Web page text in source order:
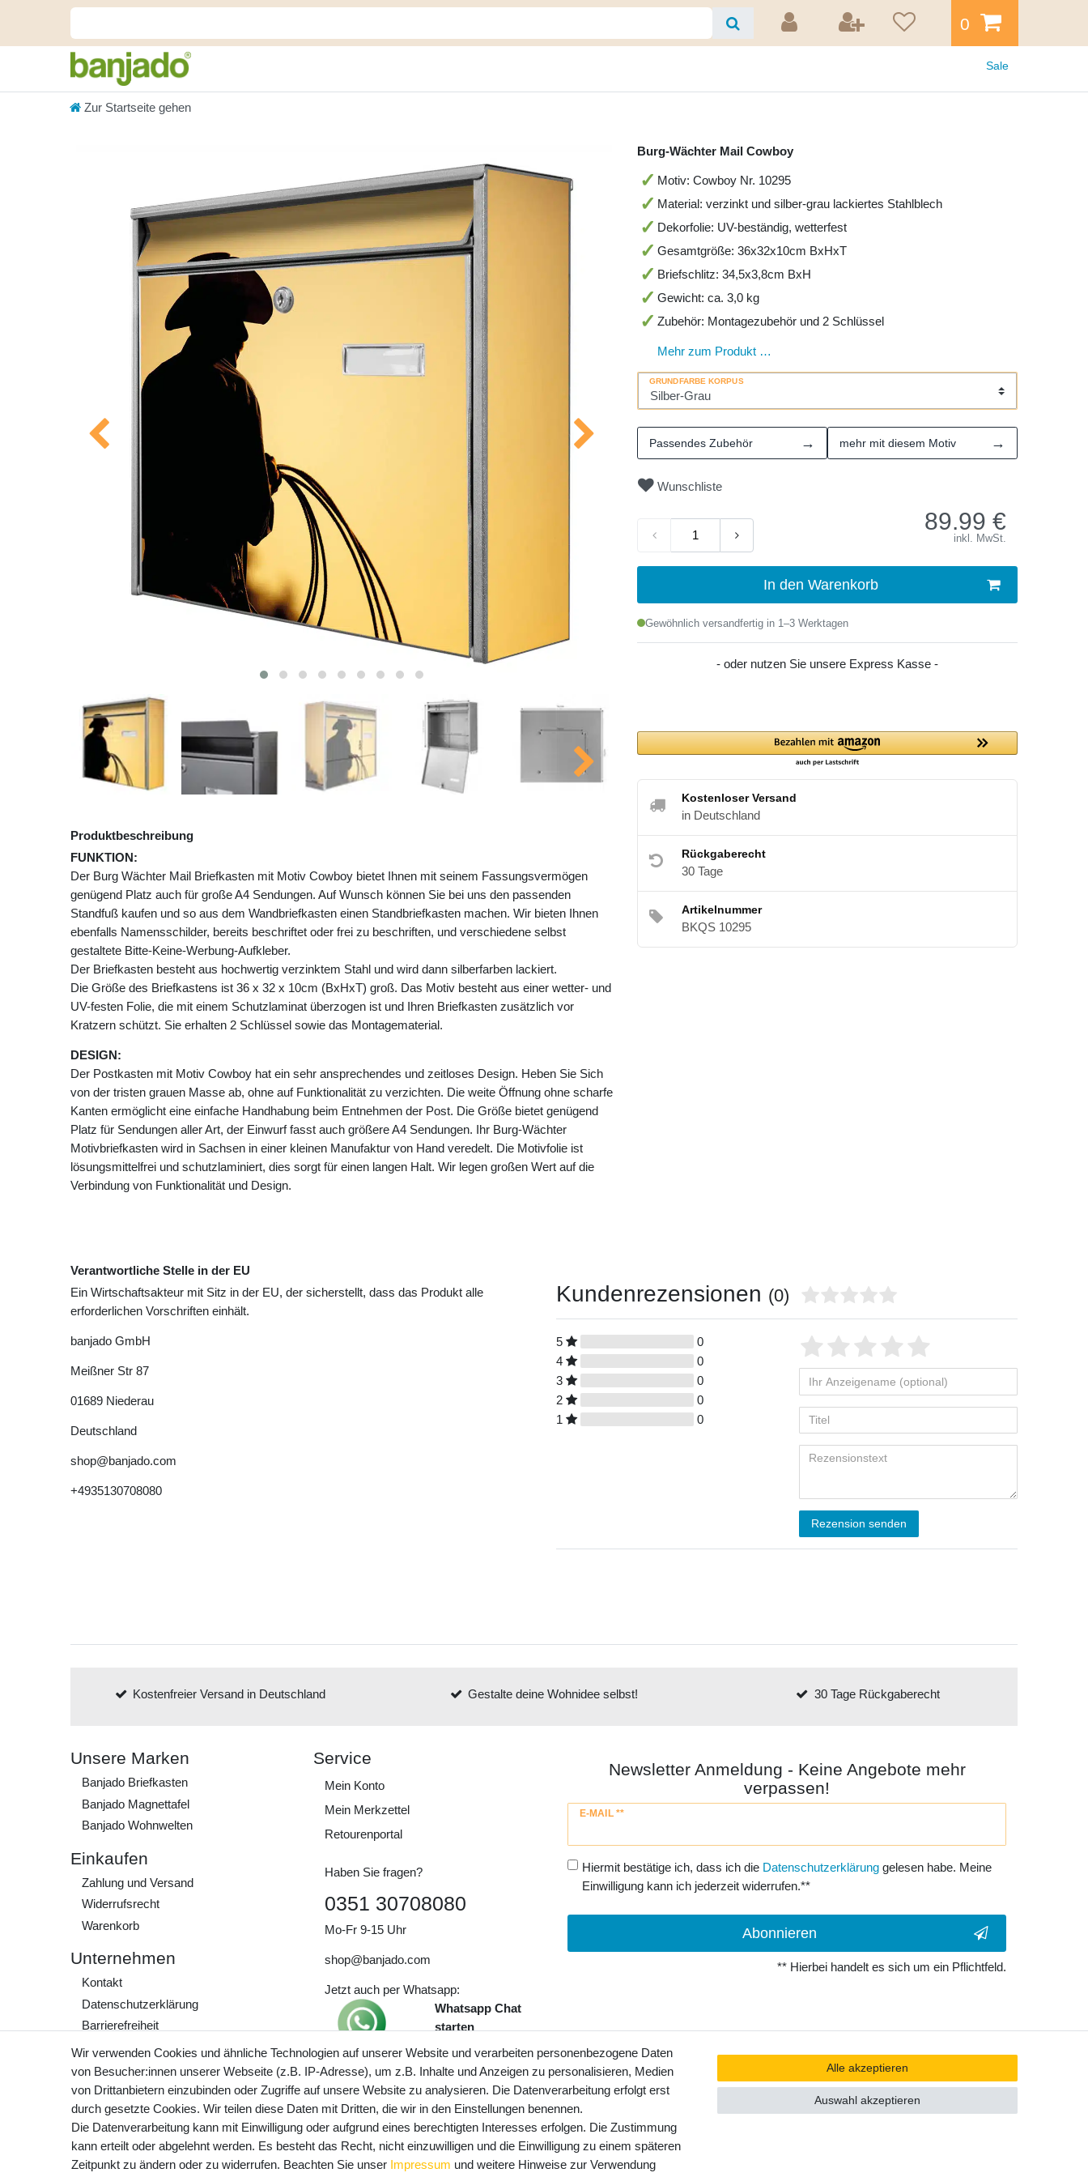
0
Sale
Zur Startseite gehen
Produktbeschreibung
FUNKTION:
Der Burg Wächter Mail Briefkasten mit Motiv Cowboy bietet Ihnen mit seinem Fassungsvermögen
genügend Platz auch für große A4 Sendungen. Auf Wunsch können Sie bei uns den passenden
Standfuß kaufen und so aus dem Wandbriefkasten einen Standbriefkasten machen. Wir bieten Ihnen
ebenfalls Namensschilder, bereits beschriftet oder frei zu beschriften, und verschiedene selbst
gestaltete Bitte-Keine-Werbung-Aufkleber.
Der Briefkasten besteht aus hochwertig verzinktem Stahl und wird dann silberfarben lackiert.
Die Größe des Briefkastens ist 36 x 32 x 10cm (BxHxT) groß. Das Motiv besteht aus einer wetter- und
UV-festen Folie, die mit einem Schutzlaminat überzogen ist und Ihren Briefkasten zusätzlich vor
Kratzern schützt. Sie erhalten 2 Schlüssel sowie das Montagematerial.
DESIGN:
Der Postkasten mit Motiv Cowboy hat ein sehr ansprechendes und zeitloses Design. Heben Sie Sich
von der tristen grauen Masse ab, ohne auf Funktionalität zu verzichten. Die weite Öffnung ohne scharfe
Kanten ermöglicht eine einfache Handhabung beim Entnehmen der Post. Die Größe bietet genügend
Platz für Sendungen aller Art, der Einwurf fasst auch größere A4 Sendungen. Ihr Burg-Wächter
Motivbriefkasten wird in Sachsen in einer kleinen Manufaktur von Hand veredelt. Die Motivfolie ist
lösungsmittelfrei und schutzlaminiert, dies sorgt für einen langen Halt. Wir legen großen Wert auf die
Verbindung von Funktionalität und Design.
Burg-Wächter Mail Cowboy
Motiv: Cowboy Nr. 10295
Material: verzinkt und silber-grau lackiertes Stahlblech
Dekorfolie: UV-beständig, wetterfest
Gesamtgröße: 36x32x10cm BxHxT
Briefschlitz: 34,5x3,8cm BxH
Gewicht: ca. 3,0 kg
Zubehör: Montagezubehör und 2 Schlüssel
Mehr zum Produkt …
GRUNDFARBE KORPUS
Passendes Zubehör → mehr mit diesem Motiv →
Wunschliste
89.99 €
inkl. MwSt.
In den Warenkorb
Gewöhnlich versandfertig in 1–3 Werktagen
- oder nutzen Sie unsere Express Kasse -
Kostenloser Versand
in Deutschland
Rückgaberecht
30 Tage
Artikelnummer
BKQS 10295
Verantwortliche Stelle in der EU
Ein Wirtschaftsakteur mit Sitz in der EU, der sicherstellt, dass das Produkt alle
erforderlichen Vorschriften einhält.
banjado GmbH
Meißner Str 87
01689 Niederau
Deutschland
shop@banjado.com
+4935130708080
Kundenrezensionen (0)
5
0
4
0
3
0
2
0
1
0
Rezension senden
Kostenfreier Versand in Deutschland Gestalte deine Wohnidee selbst! 30 Tage Rückgaberecht
Unsere Marken
Banjado Briefkasten
Banjado Magnettafel
Banjado Wohnwelten
Einkaufen
Zahlung und Versand
Widerrufs­recht
Warenkorb
Unternehmen
Kontakt
Daten­schutz­erklärung
Barrierefreiheit
AGB
Impressum
Werde Teil unserer
Community
Service
Mein Konto
Mein Merkzettel
Retourenportal
Haben Sie fragen?
0351 30708080
Mo-Fr 9-15 Uhr
shop@banjado.com
Jetzt auch per Whatsapp:
Whatsapp Chat
starten
Preisangaben inkl. gesetzl. MwSt. und
zzgl. Service- und Versandkosten
Newsletter Anmeldung - Keine Angebote mehr
verpassen!
E-MAIL **
Newsletter
Hiermit bestätige ich, dass ich die Daten­schutz­erklärunggelesen habe. Meine
Einwilligung kann ich jederzeit widerrufen.**
Abonnieren
** Hierbei handelt es sich um ein Pflichtfeld.
Wir verwenden Cookies und ähnliche Technologien auf unserer Website und verarbeiten personenbezogene Daten
von Besucher:innen unserer Webseite (z.B. IP-Adresse), um z.B. Inhalte und Anzeigen zu personalisieren, Medien
von Drittanbietern einzubinden oder Zugriffe auf unsere Website zu analysieren. Die Datenverarbeitung erfolgt erst
durch gesetzte Cookies. Wir teilen diese Daten mit Dritten, die wir in den Einstellungen benennen.
Die Datenverarbeitung kann mit Einwilligung oder aufgrund eines berechtigten Interesses erfolgen. Die Zustimmung
kann erteilt oder abgelehnt werden. Es besteht das Recht, nicht einzuwilligen und die Einwilligung zu einem späteren
Zeitpunkt zu ändern oder zu widerrufen. Beachten Sie unser Impressum und weitere Hinweise zur Verwendung
Alle akzeptieren
Auswahl akzeptieren